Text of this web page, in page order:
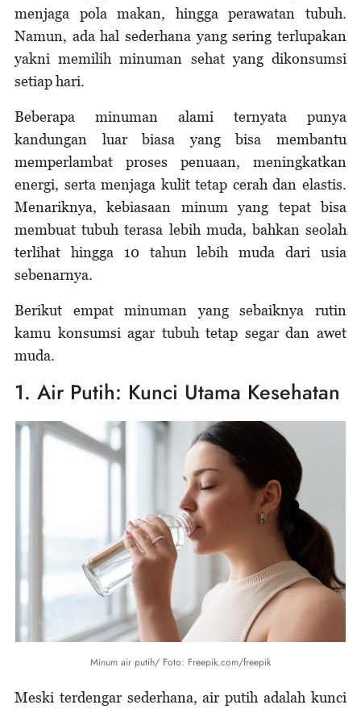
menjaga pola makan, hingga perawatan tubuh.
Namun, ada hal sederhana yang sering terlupakan
yakni memilih minuman sehat yang dikonsumsi
setiap hari.
Beberapa minuman alami ternyata punya
kandungan luar biasa yang bisa membantu
memperlambat proses penuaan, meningkatkan
energi, serta menjaga kulit tetap cerah dan elastis.
Menariknya, kebiasaan minum yang tepat bisa
membuat tubuh terasa lebih muda, bahkan seolah
terlihat hingga 10 tahun lebih muda dari usia
sebenarnya.
Berikut empat minuman yang sebaiknya rutin
kamu konsumsi agar tubuh tetap segar dan awet
muda.
1. Air Putih: Kunci Utama Kesehatan
Minum air putih/ Foto: Freepik.com/freepik
Meski terdengar sederhana, air putih adalah kunci